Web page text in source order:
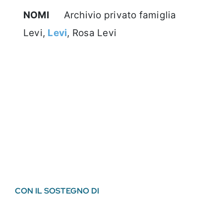
NOMIArchivio privato famiglia
Levi, Levi, Rosa Levi
CON IL SOSTEGNO DI